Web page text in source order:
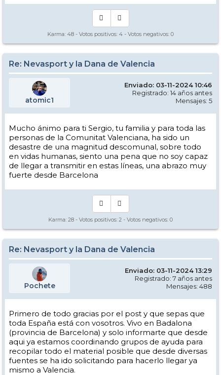
Karma: 48 - Votos positivos: 4 - Votos negativos: 0
Re: Nevasport y la Dana de Valencia
atomic1
Enviado: 03-11-2024 10:46
Registrado: 14 años antes
Mensajes: 5
Mucho ánimo para ti Sergio, tu familia y para toda las
personas de la Comunitat Valenciana, ha sido un
desastre de una magnitud descomunal, sobre todo
en vidas humanas, siento una pena que no soy capaz
de llegar a transmitir en estas líneas, una abrazo muy
fuerte desde Barcelona
Karma: 28 - Votos positivos: 2 - Votos negativos: 0
Re: Nevasport y la Dana de Valencia
Pochete
Enviado: 03-11-2024 13:29
Registrado: 7 años antes
Mensajes: 488
Primero de todo gracias por el post y que sepas que
toda España está con vosotros. Vivo en Badalona
(provincia de Barcelona) y solo informarte que desde
aqui ya estamos coordinando grupos de ayuda para
recopilar todo el material posible que desde diversas
fuentes se ha ido solicitando para hacerlo llegar ya
mismo a Valencia.